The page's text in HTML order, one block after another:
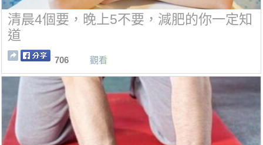
清晨4個要，晚上5不要，減肥的你一定知
道
706 觀看